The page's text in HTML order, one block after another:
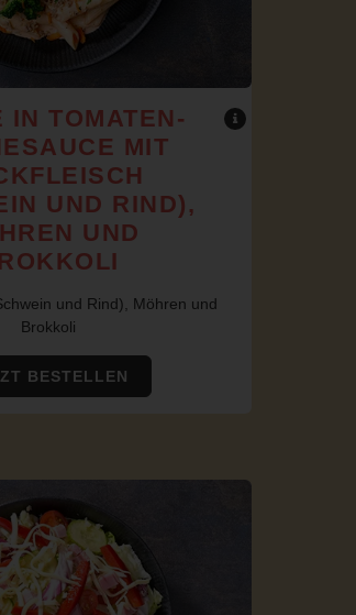
IN TOMATEN-
MIT
UND RIND),
UND
und Rind), Möhren und
Brokkoli
BESTELLEN